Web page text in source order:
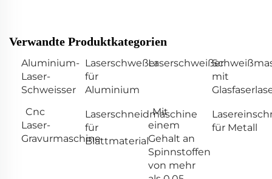
Verwandte Produktkategorien
Aluminium-
Laser-
Schweisser
Laserschweßer
für
Aluminium
Laserschweißer
mit
Cnc
Laser-
Gravurmaschine
Laserschneidmaschine
für
Blattmaterial
Mit
einem
Gehalt an
Spinnstoffen
von mehr
für Metall